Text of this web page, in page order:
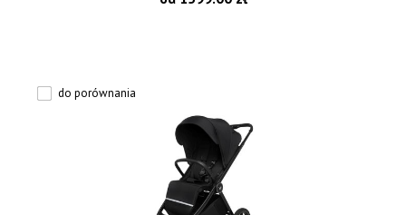
do porównania